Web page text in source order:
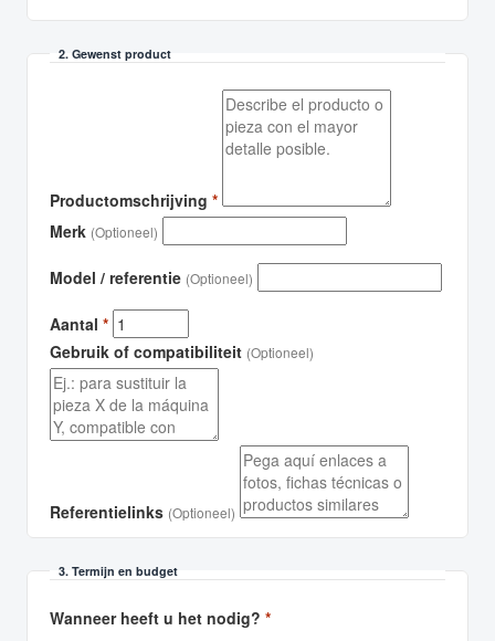
2. Gewenst product
Productomschrijving *
Merk (Optioneel)
Model / referentie (Optioneel)
Aantal *
Gebruik of compatibiliteit (Optioneel)
Referentielinks (Optioneel)
3. Termijn en budget
Wanneer heeft u het nodig? *